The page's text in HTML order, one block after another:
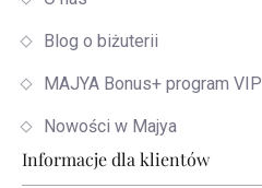
Blog o biżuterii
MAJYA Bonus+ program VIP
Nowości w Majya
Informacje dla klientów